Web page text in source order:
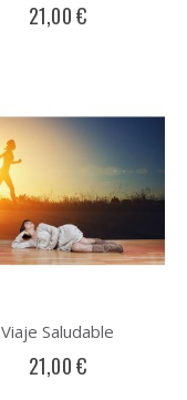
21,00 €
Viaje Saludable
21,00 €